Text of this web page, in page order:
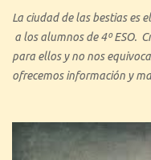
La ciudad de las bestias es
a los alumnos de 4º ESO.
para ellos y no nos
ofrecemos información y
espíritus , y Retrato en
ciudad de las bestias, se